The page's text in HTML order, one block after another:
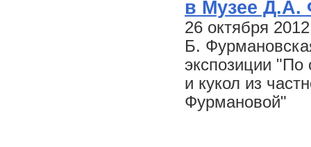
в Музее Д.А.
26 октября
Б.
экспозиции "По
и кукол из
Фурмановой"